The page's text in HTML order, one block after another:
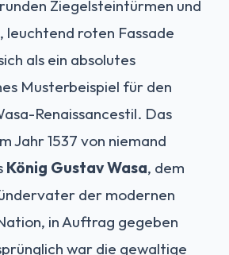
Ziegelsteintürmen und
leuchtend roten Fassade
als ein absolutes
Musterbeispiel für den
Renaissancestil. Das
Jahr 1537 von niemand
König Gustav Wasa, dem
der modernen
in Auftrag gegeben
war die gewaltige